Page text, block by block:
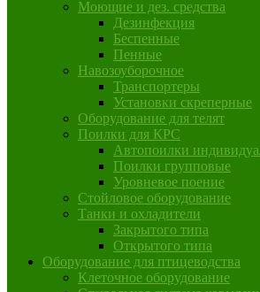
Моющие и дез. средства
Дезинфекция
Беспенные
Пенные
Навозоуборочное
Транспортеры
Установки скреперные
Оборудование для телят
Поилки для КРС
Автопоилки
Поилки групповые
Уровневое поение
Стойловое оборудование
Танки и охладители
Закрытого типа
Открытого типа
Оборудование для птицеводства
Клеточное оборудование